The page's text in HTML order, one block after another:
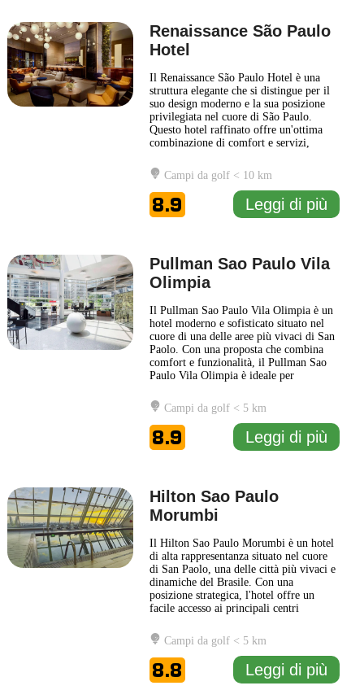
Renaissance São Paulo
Hotel
Il Renaissance São Paulo Hotel è una
struttura elegante che si distingue per il
suo design moderno e la sua posizione
privilegiata nel cuore di São Paulo.
Questo hotel raffinato offre un'ottima
combinazione di comfort e servizi,
viaggiatori d'affari che per turisti in
cerca di un soggiorno piacevole. I clienti
del Renaissance São Paulo Hotel possono
godere di camere
... Leggi di più
Campi da golf < 10 km
8.9 Leggi di più
Pullman Sao Paulo Vila
Olimpia
Il Pullman Sao Paulo Vila Olimpia è un
hotel moderno e sofisticato situato nel
cuore di una delle aree più vivaci di San
Paolo. Con una proposta che combina
comfort e funzionalità, il Pullman Sao
Paulo Vila Olimpia è ideale per
un soggiorno rilassante. Le camere sono
arredate con gusto, dotate di tecnologie
all'avanguardia e di eleganti spazi di
lavoro, ... Leggi di più
Campi da golf < 5 km
8.9 Leggi di più
Hilton Sao Paulo
Morumbi
Il Hilton Sao Paulo Morumbi è un hotel
di alta rappresentanza situato nel cuore
di San Paolo, una delle città più vivaci e
dinamiche del Brasile. Con una
posizione strategica, l'hotel offre un
facile accesso ai principali centri
della metropoli. Le camere del Hilton
Sao Paulo Morumbi sono eleganti e ben
arredate, dotate di servizi moderni per
garantire un
... Leggi di più
Campi da golf < 5 km
8.8 Leggi di più